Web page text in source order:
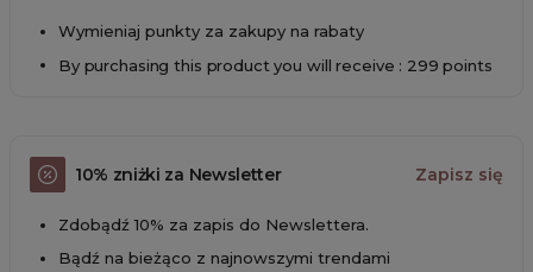
Wymieniaj punkty za zakupy na rabaty
By purchasing this product you will receive : 299 points
10% zniżki za Newsletter Zapisz się
Zdobądź 10% za zapis do Newslettera.
Bądź na bieżąco z najnowszymi trendami